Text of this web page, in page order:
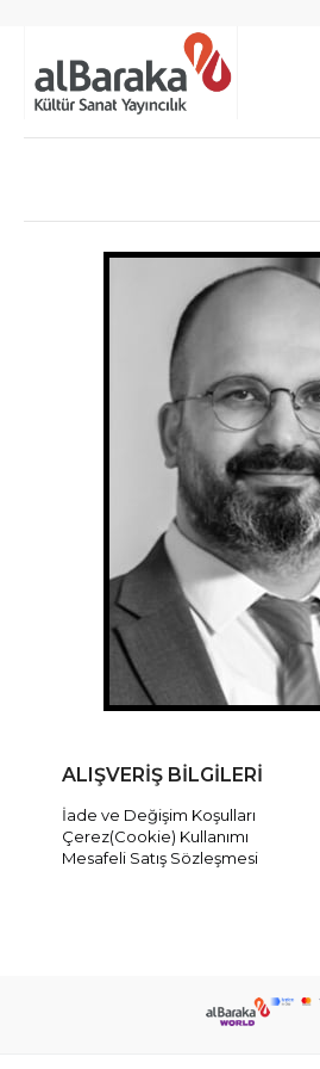
ALIŞVERİŞ BİLGİLERİ
İade ve Değişim Koşulları
Çerez(Cookie) Kullanımı
Mesafeli Satış Sözleşmesi